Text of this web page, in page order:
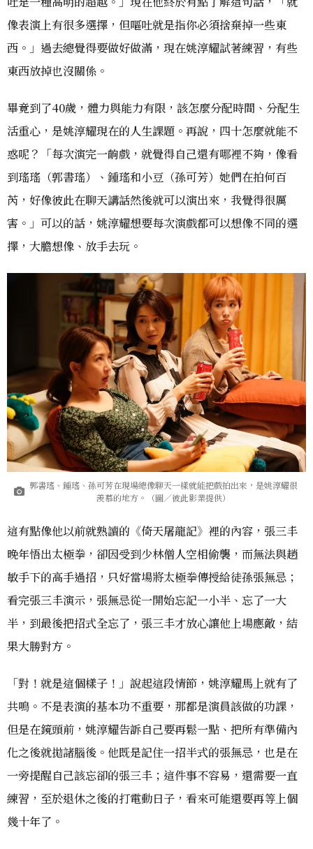
像表演上有很多選擇，但嘔吐就是指你必須捨棄掉一些東
西。」過去總覺得要做好做滿，現在姚淳耀試著練習，有些
東西放掉也沒關係。
畢竟到了40歲，體力與能力有限，該怎麼分配時間、分配生
活重心，是姚淳耀現在的人生課題。再說，四十怎麼就能不
惑呢？「每次演完一齣戲，就覺得自己還有哪裡不夠，像看
到瑤瑤（郭書瑤）、鍾瑤和小豆（孫可芳）她們在拍何百
芮，好像彼此在聊天講話然後就可以演出來，我覺得很厲
害。」可以的話，姚淳耀想要每次演戲都可以想像不同的選
擇，大膽想像、放手去玩。
郭書瑤、鍾瑤、孫可芳在現場總像聊天一樣就能把戲拍出來，是姚淳耀很
羨慕的地方。（圖／彼此影業提供）
這有點像他以前就熟讀的《倚天屠龍記》裡的內容，張三丰
晚年悟出太極拳，卻因受到少林僧人空相偷襲，而無法與趙
敏手下的高手過招，只好當場將太極拳傳授給徒孫張無忌；
看完張三丰演示，張無忌從一開始忘記一小半、忘了一大
半，到最後把招式全忘了，張三丰才放心讓他上場應敵，結
果大勝對方。
「對！就是這個樣子！」說起這段情節，姚淳耀馬上就有了
共鳴。不是表演的基本功不重要，那都是演員該做的功課，
但是在鏡頭前，姚淳耀告訴自己要再鬆一點、把所有準備內
化之後就拋諸腦後。他既是記住一招半式的張無忌，也是在
一旁提醒自己該忘卻的張三丰；這件事不容易，還需要一直
練習，至於退休之後的打電動日子，看來可能還要再等上個
幾十年了。